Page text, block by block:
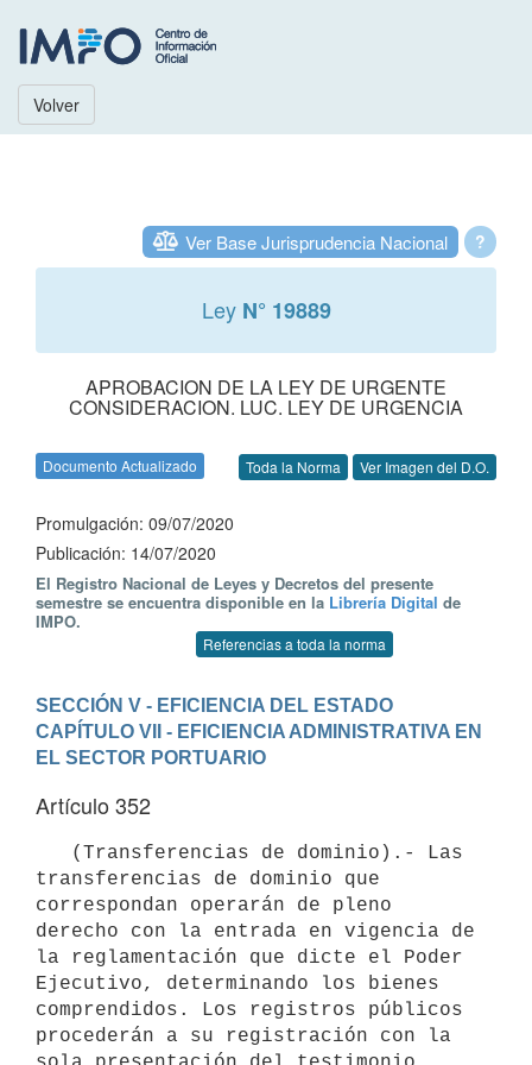
Volver
?
Ver Base Jurisprudencia Nacional
Ley N° 19889
APROBACION DE LA LEY DE URGENTE
CONSIDERACION. LUC. LEY DE URGENCIA
Documento Actualizado Toda la Norma Ver Imagen del D.O.
Promulgación: 09/07/2020
Publicación: 14/07/2020
El Registro Nacional de Leyes y Decretos del presente
semestre se encuentra disponible en la Librería Digital de
IMPO.
Referencias a toda la norma
SECCIÓN V - EFICIENCIA DEL ESTADO
CAPÍTULO VII - EFICIENCIA ADMINISTRATIVA EN
EL SECTOR PORTUARIO
Artículo 352
transferencias de dominio que
correspondan operarán de pleno
derecho con la entrada en vigencia de
la reglamentación que dicte el Poder
Ejecutivo, determinando los bienes
comprendidos. Los registros públicos
procederán a su registración con la